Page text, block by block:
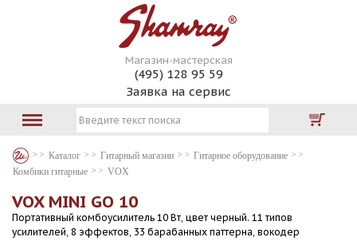
Магазин-мастерская
(495) 128 95 59
Заявка на сервис
Каталог Гитарный магазин
Гитарное оборудование
Комбики гитарные
VOX
VOX MINI GO 10
Портативный комбоусилитель 10 Вт, цвет черный. 11 типов
усилителей, 8 эффектов, 33 барабанных паттерна, вокодер